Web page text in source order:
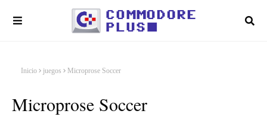
Inicio juegos Microprose Soccer
Microprose Soccer